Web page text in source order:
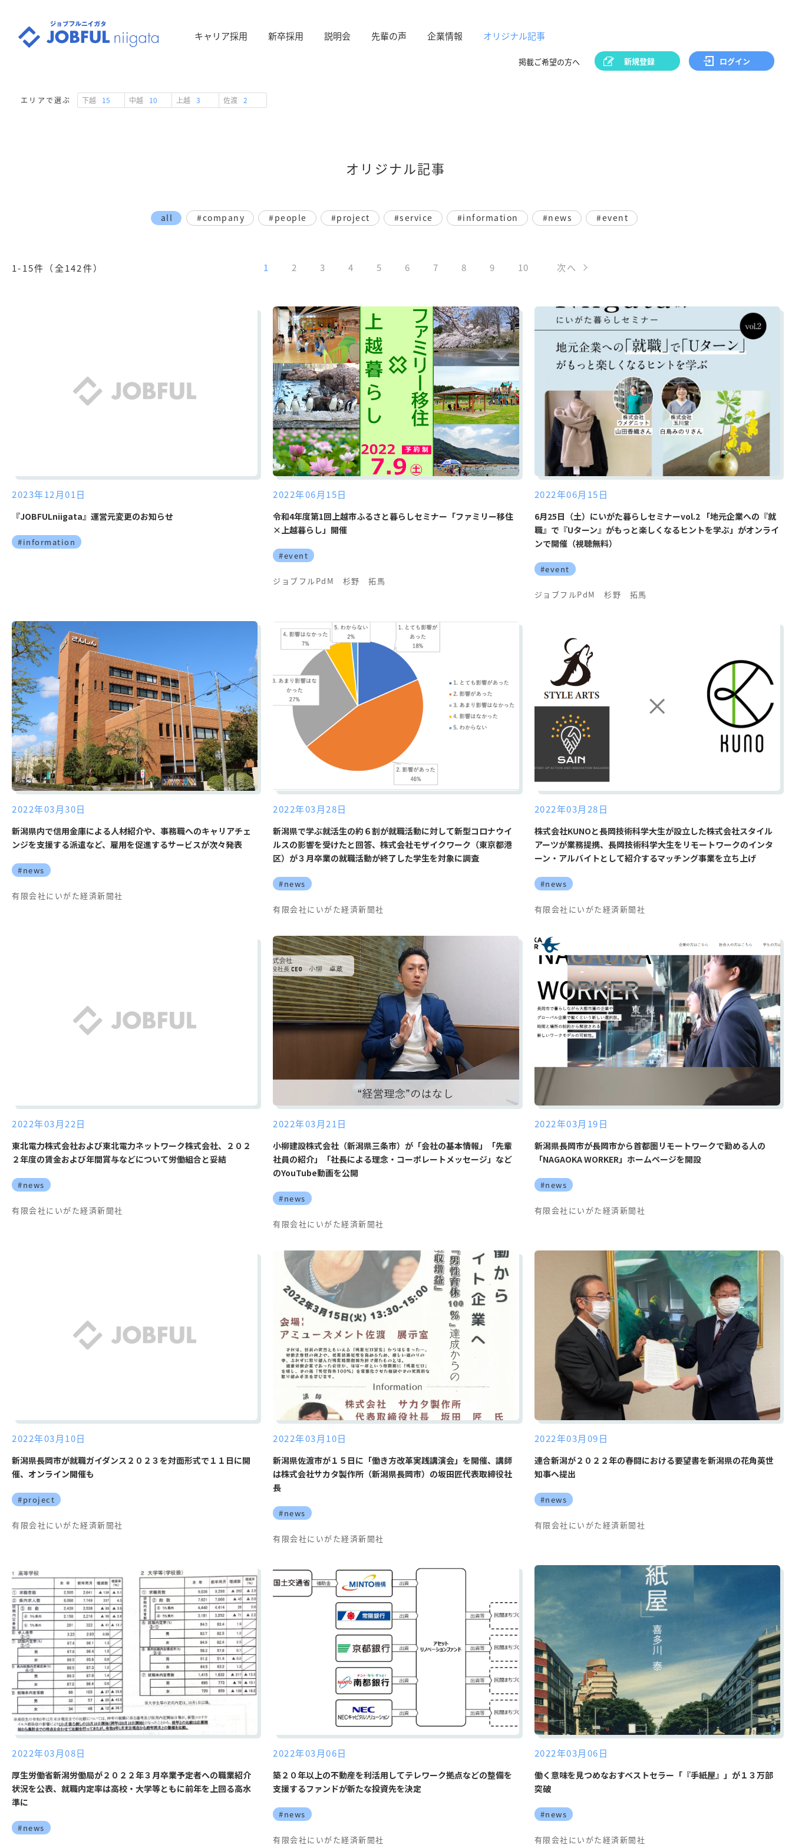
キャリア採用 新卒採用 説明会 先輩の声 企業情報 オリジナル記事
掲載ご希望の方へ 新規登録 ログイン
エリアで選ぶ 下越 15 中越 10 上越 3 佐渡 2
オリジナル記事
all #company #people #project #service #information #news #event
1-15件（全142件） 1 2 3 4 5 6 7 8 9 10 次へ
2023年12月01日
『JOBFULniigata』運営元変更のお知らせ
#information
2022年06月15日
令和4年度第1回上越市ふるさと暮らしセミナー「ファミリー移住
×上越暮らし」開催
#event
ジョブフルPdM 杉野 拓馬
2022年06月15日
6月25日（土）にいがた暮らしセミナーvol.2 「地元企業への『就
職』で『Uターン』がもっと楽しくなるヒントを学ぶ」がオンライ
ンで開催（視聴無料）
#event
ジョブフルPdM 杉野 拓馬
2022年03月30日
新潟県内で信用金庫による人材紹介や、事務職へのキャリアチェ
ンジを支援する派遣など、雇用を促進するサービスが次々発表
#news
有限会社にいがた経済新聞社
2022年03月28日
新潟県で学ぶ就活生の約６割が就職活動に対して新型コロナウイ
ルスの影響を受けたと回答、株式会社モザイクワーク（東京都港
区）が３月卒業の就職活動が終了した学生を対象に調査
#news
有限会社にいがた経済新聞社
2022年03月28日
株式会社KUNOと長岡技術科学大生が設立した株式会社スタイル
アーツが業務提携、長岡技術科学大生をリモートワークのインタ
ーン・アルバイトとして紹介するマッチング事業を立ち上げ
#news
有限会社にいがた経済新聞社
2022年03月22日
東北電力株式会社および東北電力ネットワーク株式会社、２０２
２年度の賃金および年間賞与などについて労働組合と妥結
#news
有限会社にいがた経済新聞社
2022年03月21日
小柳建設株式会社（新潟県三条市）が「会社の基本情報」「先輩
社員の紹介」「社長による理念・コーポレートメッセージ」など
のYouTube動画を公開
#news
有限会社にいがた経済新聞社
2022年03月19日
新潟県長岡市が長岡市から首都圏リモートワークで勤める人の
「NAGAOKA WORKER」ホームページを開設
#news
有限会社にいがた経済新聞社
2022年03月10日
新潟県長岡市が就職ガイダンス２０２３を対面形式で１１日に開
催、オンライン開催も
#project
有限会社にいがた経済新聞社
2022年03月10日
新潟県佐渡市が１５日に「働き方改革実践講演会」を開催、講師
は株式会社サカタ製作所（新潟県長岡市）の坂田匠代表取締役社
長
#news
有限会社にいがた経済新聞社
2022年03月09日
連合新潟が２０２２年の春闘における要望書を新潟県の花角英世
知事へ提出
#news
有限会社にいがた経済新聞社
2022年03月08日
厚生労働省新潟労働局が２０２２年３月卒業予定者への職業紹介
状況を公表、就職内定率は高校・大学等ともに前年を上回る高水
準に
#news
2022年03月06日
築２０年以上の不動産を利活用してテレワーク拠点などの整備を
支援するファンドが新たな投資先を決定
#news
有限会社にいがた経済新聞社
2022年03月06日
働く意味を見つめなおすベストセラー「『手紙屋』」が１３万部
突破
#news
有限会社にいがた経済新聞社